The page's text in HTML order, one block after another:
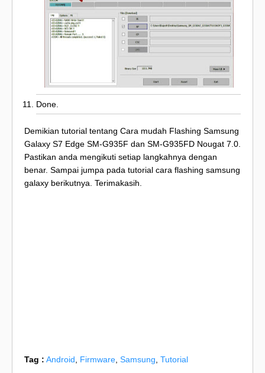
Done.
Demikian tutorial tentang Cara mudah Flashing Samsung
Galaxy S7 Edge SM-G935F dan SM-G935FD Nougat 7.0.
Pastikan anda mengikuti setiap langkahnya dengan
benar. Sampai jumpa pada tutorial cara flashing samsung
galaxy berikutnya. Terimakasih.
Tag : Android Firmware Samsung Tutorial